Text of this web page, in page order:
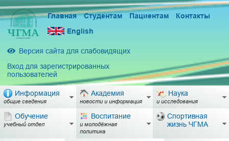
Главная Студентам Пациентам
Контакты
English
Версия сайта для слабовидящих
Вход для зарегистрированных
пользователей
Информация
общие сведения
Академия
новости и информация
Наука
и исследования
Обучение
учебный отдел
Воспитание
и молодёжная
политика
Спортивная
жизнь ЧГМА